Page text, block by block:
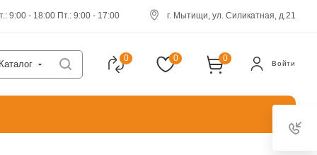
9:00 - 18:00 Пт.: 9:00 - 17:00 г. Мытищи, ул. Силикатная, д.21
0 0 0
Войти